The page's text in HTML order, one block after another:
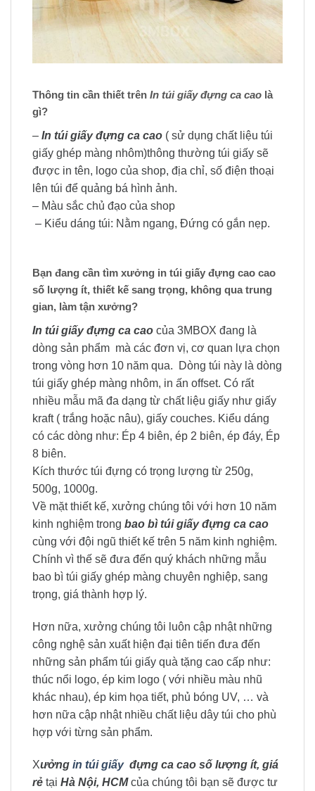
Thông tin cần thiết trên In túi giấy đựng ca cao là
gì?
– In túi giấy đựng ca cao ( sử dụng chất liệu túi
giấy ghép màng nhôm)thông thường túi giấy sẽ
được in tên, logo của shop, địa chỉ, số điện thoại
lên túi để quảng bá hình ảnh.
– Màu sắc chủ đạo của shop
– Kiểu dáng túi: Nằm ngang, Đứng có gắn nẹp.
Bạn đang cần tìm xưởng in túi giấy đựng cao cao
số lượng ít, thiết kế sang trọng, không qua trung
gian, làm tận xưởng?
In túi giấy đựng ca cao của 3MBOX đang là
dòng sản phẩm mà các đơn vị, cơ quan lựa chọn
trong vòng hơn 10 năm qua. Dòng túi này là dòng
túi giấy ghép màng nhôm, in ấn offset. Có rất
nhiều mẫu mã đa dạng từ chất liệu giấy như giấy
kraft ( trắng hoặc nâu), giấy couches. Kiểu dáng
có các dòng như: Ép 4 biên, ép 2 biên, ép đáy, Ép
8 biên.
Kích thước túi đựng có trọng lượng từ 250g,
500g, 1000g.
Về mặt thiết kế, xưởng chúng tôi với hơn 10 năm
kinh nghiệm trong bao bì túi giấy đựng ca cao
cùng với đội ngũ thiết kế trên 5 năm kinh nghiệm.
Chính vì thế sẽ đưa đến quý khách những mẫu
bao bì túi giấy ghép màng chuyên nghiệp, sang
trọng, giá thành hợp lý.
Hơn nữa, xưởng chúng tôi luôn cập nhật những
công nghệ sản xuất hiện đại tiên tiến đưa đến
những sản phẩm túi giấy quà tặng cao cấp như:
thúc nổi logo, ép kim logo ( với nhiều màu nhũ
khác nhau), ép kim họa tiết, phủ bóng UV, … và
hơn nữa cập nhật nhiều chất liệu dây túi cho phù
hợp với từng sản phẩm.
Xưởng in túi giấyđựng ca cao số lượng ít, giá
rẻ tại Hà Nội, HCM của chúng tôi bạn sẽ được tư